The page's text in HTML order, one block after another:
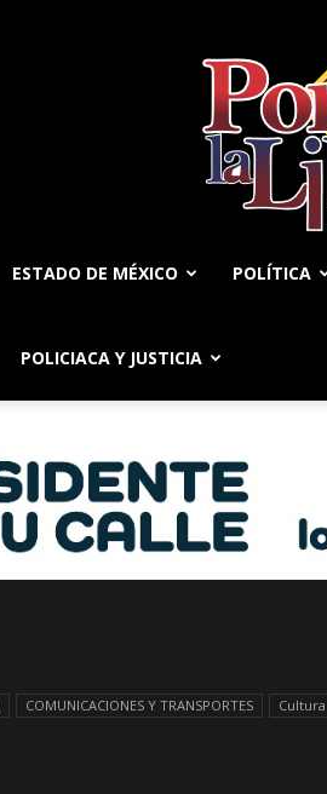
ESTADO DE MÉXICO POLÍTICA
POLICIACA Y JUSTICIA
COMUNICACIONES Y TRANSPORTES Cultura